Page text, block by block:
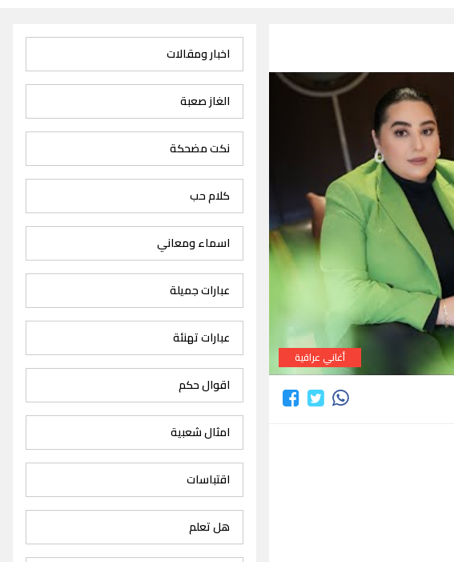
أغاني عراقية
اخبار ومقالات
الغاز صعبة
نكت مضحكة
كلام حب
اسماء ومعاني
عبارات جميلة
عبارات تهنئة
اقوال حكم
امثال شعبية
اقتباسات
هل تعلم